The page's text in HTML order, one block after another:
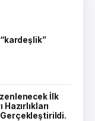
İlk
Gerçekleştirildi.